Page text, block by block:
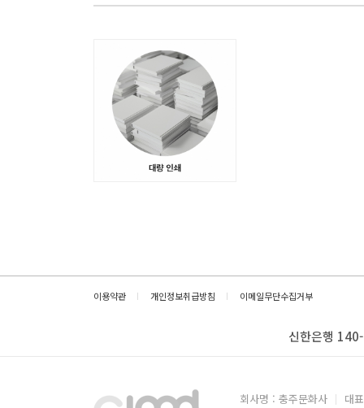
이용약관 개인정보취급방침 이메일무단수집거부
신한은행
회사명 : 충주문화사
대